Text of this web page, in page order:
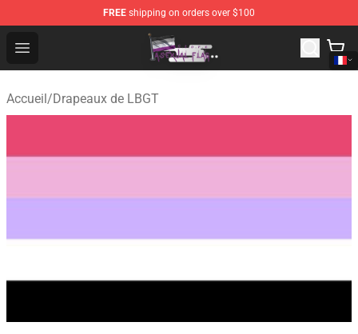
FREE shipping on orders over $100
Open menu
Asexual Flag Shop - The Best Store of Asexual Flag
Accueil/Drapeaux de LBGT